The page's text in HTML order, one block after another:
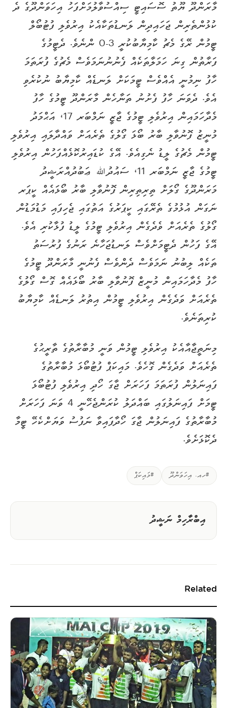
މާރަންދޫ ޔޫތު ސޮސައިޓީ ސިއްސުވާލުމަށްފަހު އިހަވަންދޫގެ ދެ
ކުޅުންތެރިން ޖަހައިދިން ލަނޑުތަކާއެކު އިރުވެލި ފުޓުބޯލް
ޓީމުން ރޭގެ މެޗު ކާމިޔާބުކުރީ 3-0 ންނެވެ. ދެޓީމުގެ
ފަރާތުން ގިނަ ހަމަލާތަކެއް ފެނުނުނަމަވެސް މެޗުގެ ފުރަތަމަ
ހާފު ނިމުނީ އެއްވެސް ޓީމަކަށް ލަނޑެއް ކާމިޔާބު ނުކުރެވި
އެވެ. ދެވަނަ ހާފު ފެށުނު ތަނާހެން މާރަންދޫ ޓީމުގެ ހާފު
މެދާހަމައިން އިރުވެލި ޓީމުގެ ޖާޒީ ނަމްބަރ 17، އަޙްމަދު
މުނީޒު ފޮނުވާލި ބާރު ބޯޅަ ގޯލުގެ ތެރެއަށް ވައްދާލައި އިރުވެލި
ޓީމުން މެޗުގެ ލީޑު ނެގިއެވެ. އޭގެ ކުޑައިރުކޮޅެއްފަހުން އިރުވެލި
ޓީމުގެ ޖާޒީ ނަމްބަރ 11، ސައުދުﷲ ޢަބުދުއްރަޝީދު
މަރަންދޫގެ ގޯލަށް ތިރިތިރިން ފޮނުވާލި ބާރު ބޯޅައެއް ކީޕަރ
ނަގަން އުޅުމުގެ ތެރޭގައި ކީޕަރުގެ އަތުގައި ޖެހިފައި މަޑުމަޑުން
ގޯލުގެ ތެރެއަށް ވެދެގެން އިރުވެލި ޓީމުގެ ލީޑު ފުޅާކުރި އެވެ.
އޭގެ ފަހުން ދެޓީމަށްވެސް ލަނޑުޖަހާނެ ރަނުގެ ފުރުސަތު
ތަކެއް ލިބުނު ނަމަވެސް ދެންވެސް ފެނުނީ މާރަންދޫ ޓީމުގެ
ހާފު މެދާހަމައިން މުނީޒް ފޮނުވާލި ބާރު ބޯޅައެއް ގޮސް ގޯލުގެ
ތެރެއަށް ވަދެގެން އިރުވެލި ޓީމުން އިތުރު ލަނޑެއް ކާމިޔާބު
ކުރިތަނެވެ.
މިނަތީޖާއާއެކު އިރުވެލި ޓީމުން ވަނީ މުބާރާތުގެ ތާރީޙުގެ
ތެރެއަށް ވަދެގެން ގޮހެވެ. މައިކަޕް ފުޓުބޯޅަ މުބާރާތުގެ
ފައިނަލުން ފުރަތަމަ ފަހަރަށް ޖާގަ ހޯދި އިރުވެލި ފުޓުބޯޅަ
ޓީމަށް ފައިނަލުގައި ބައްދަލު ކުރަންޖެހޭނީ 4 ވަނަ ފަހަރަށް
މުބާރާތުގެ ފައިނަލުން ޖާގަ ހޯދާފައިވާ ނަފުސު ވަޔަށްކެހޭ ޓީމާ
ދެކޮޅަށެވެ.
#ހއ. އިހަވަންދޫ #މައިކަޕް
އިބްރާހިމް ނަޝީދު
Related